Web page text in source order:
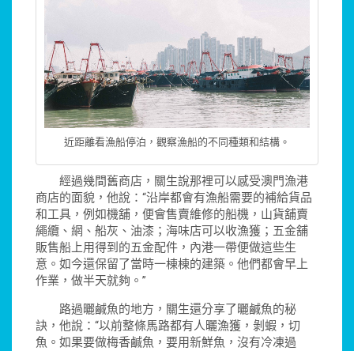
近距離看漁船停泊，觀察漁船的不同種類和結構。
經過幾間舊商店，關生說那裡可以感受澳門漁港
商店的面貌，他說：“沿岸都會有漁船需要的補給貨品
和工具，例如機舖，便會售賣維修的船機，山貨舖賣
繩纜、網、船灰、油漆；海味店可以收漁獲；五金舖
販售船上用得到的五金配件，內港一帶便做這些生
意。如今還保留了當時一棟棟的建築。他們都會早上
作業，做半天就夠。”
路過曬鹹魚的地方，關生還分享了曬鹹魚的秘
訣，他說：“以前整條馬路都有人曬漁獲，剝蝦，切
魚。如果要做梅香鹹魚，要用新鮮魚，沒有冷凍過